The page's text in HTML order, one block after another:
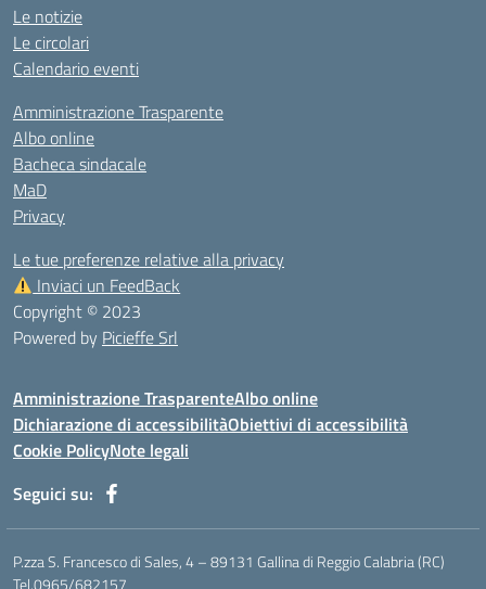
Le notizie
Le circolari
Calendario eventi
Amministrazione Trasparente
Albo online
Bacheca sindacale
MaD
Privacy
Le tue preferenze relative alla privacy
Inviaci un FeedBack
Copyright © 2023
Powered by Picieffe Srl
Amministrazione TrasparenteAlbo online
Dichiarazione di accessibilitàObiettivi di accessibilità
Cookie PolicyNote legali
Seguici su:
P.zza S. Francesco di Sales, 4 – 89131 Gallina di Reggio Calabria (RC)
Tel.0965/682157